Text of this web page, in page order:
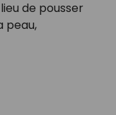
de pousser
peau,